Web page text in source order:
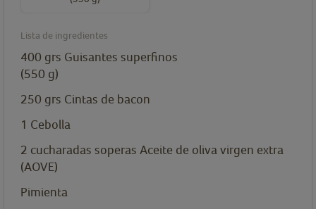
Lista de ingredientes
400 grs Guisantes superfinos
(550 g)
250 grs Cintas de bacon
1 Cebolla
2 cucharadas soperas Aceite de oliva virgen extra
(AOVE)
Pimienta